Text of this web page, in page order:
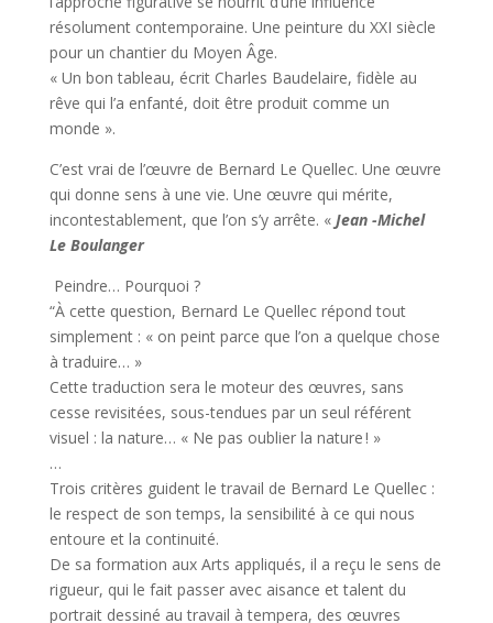
résolument contemporaine. Une peinture du XXI siècle
pour un chantier du Moyen Âge.
« Un bon tableau, écrit Charles Baudelaire, fidèle au
rêve qui l’a enfanté, doit être produit comme un
monde ».
C’est vrai de l’œuvre de Bernard Le Quellec. Une œuvre
qui donne sens à une vie. Une œuvre qui mérite,
incontestablement, que l’on s’y arrête. « Jean -Michel
Le Boulanger
Peindre… Pourquoi ?
“À cette question, Bernard Le Quellec répond tout
simplement : « on peint parce que l’on a quelque chose
à traduire… »
Cette traduction sera le moteur des œuvres, sans
cesse revisitées, sous-tendues par un seul référent
visuel : la nature… « Ne pas oublier la nature ! »
…
Trois critères guident le travail de Bernard Le Quellec :
le respect de son temps, la sensibilité à ce qui nous
entoure et la continuité.
De sa formation aux Arts appliqués, il a reçu le sens de
rigueur, qui le fait passer avec aisance et talent du
portrait dessiné au travail à tempera, des œuvres